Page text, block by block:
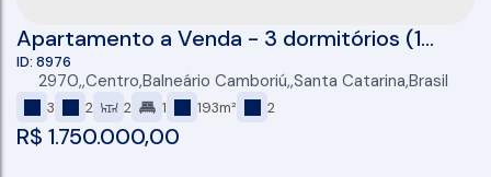
Apartamento a Venda - 3 dormitórios (1
suíte + 2 ) - 2 vagas de garagem individuais -
Sacada com Churrasqueira - 104 m2
privativos- Balneario Camboriú - Centro
R$ 1.750.000,00
8976
2970 ,Centro,Balneário Camboriú ,Santa Catarina,Brasil
3 2 2 1 193m² 2